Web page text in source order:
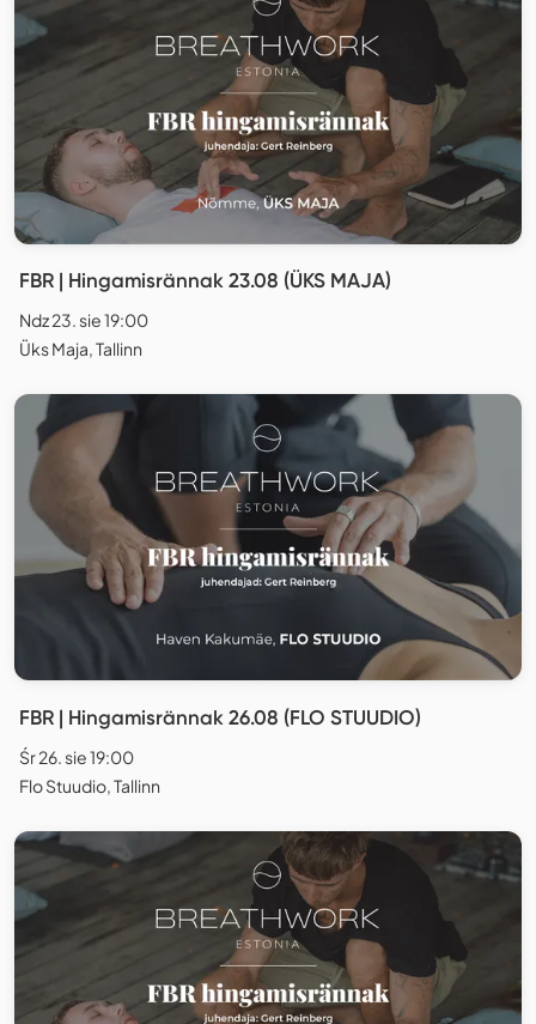
FBR | Hingamisrännak 23.08 (ÜKS MAJA)
Ndz 23. sie 19:00
Üks Maja, Tallinn
FBR | Hingamisrännak 26.08 (FLO STUUDIO)
Śr 26. sie 19:00
Flo Stuudio, Tallinn